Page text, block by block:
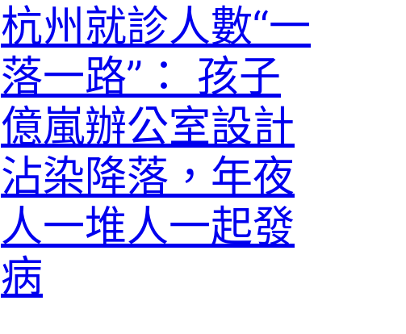
杭州就診人數“一
落一路”： 孩子
億嵐辦公室設計
沾染降落，年夜
人一堆人一起發
病